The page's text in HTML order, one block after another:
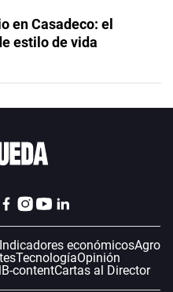
en Casadeco: el
estilo de vida
Indicadores económicosAgro
TecnologíaOpinión
B-contentCartas al Director